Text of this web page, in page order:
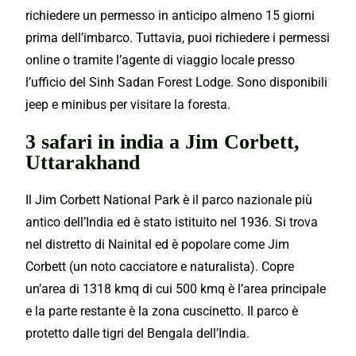
richiedere un permesso in anticipo almeno 15 giorni
prima dell’imbarco. Tuttavia, puoi richiedere i permessi
online o tramite l’agente di viaggio locale presso
l’ufficio del Sinh Sadan Forest Lodge. Sono disponibili
jeep e minibus per visitare la foresta.
3 safari in india a Jim Corbett,
Uttarakhand
Il Jim Corbett National Park è il parco nazionale più
antico dell’India ed è stato istituito nel 1936. Si trova
nel distretto di Nainital ed è popolare come Jim
Corbett (un noto cacciatore e naturalista). Copre
un’area di 1318 kmq di cui 500 kmq è l’area principale
e la parte restante è la zona cuscinetto. Il parco è
protetto dalle tigri del Bengala dell’India.